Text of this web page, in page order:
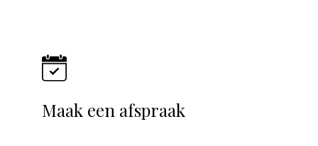
Maak een afspraak